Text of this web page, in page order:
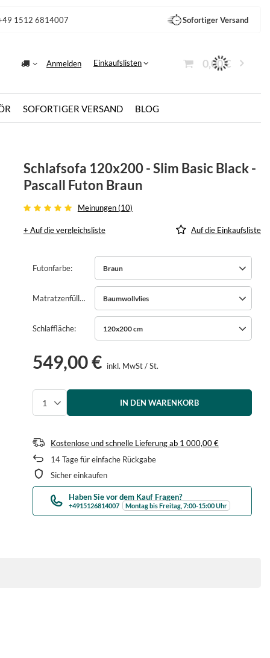
1512 6814007 Sofortiger Versand
Anmelden Einkaufslisten 0,00 €
SOFORTIGER VERSAND BLOG
Schlafsofa 120x200 - Slim Basic Black -
Pascall Futon Braun
Meinungen (10)
+ Auf die vergleichsliste Auf die Einkaufsliste
Futonfarbe Braun
Matratzenfüllung Baumwollvlies
Schlaffläche 120x200 cm
549,00 € inkl. MwSt/St.
IN DEN WARENKORB
Kostenlose und schnelle Lieferungab 1 000,00 €
14Tage für einfache Rückgabe
Sicher einkaufen
Haben Sie vor dem Kauf Fragen?
+4915126814007 Montag bis Freitag, 7:00-15:00 Uhr